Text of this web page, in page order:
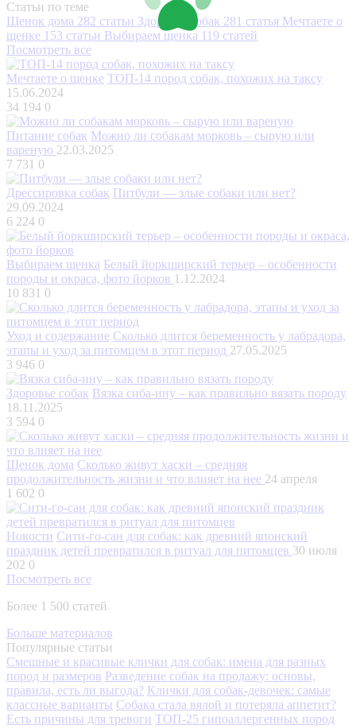
Статьи по теме
Щенок дома 282 статьи Здоровье собак 281 статья Мечтаете о
щенке 153 статьи Выбираем щенка 119 статей
Посмотреть все
Мечтаете о щенке ТОП-14 пород собак, похожих на таксу
15.06.2024
34 194 0
Питание собак Можно ли собакам морковь – сырую или
вареную 22.03.2025
7 731 0
Дрессировка собак Питбули — злые собаки или нет?
29.09.2024
6 224 0
Выбираем щенка Белый йоркширский терьер – особенности
породы и окраса, фото йорков 1.12.2024
10 831 0
Уход и содержание Сколько длится беременность у лабрадора,
этапы и уход за питомцем в этот период 27.05.2025
3 946 0
Здоровье собак Вязка сиба-ину – как правильно вязать породу
18.11.2025
3 594 0
Щенок дома Сколько живут хаски – средняя
продолжительность жизни и что влияет на нее 24 апреля
1 602 0
Новости Сити-го-сан для собак: как древний японский
праздник детей превратился в ритуал для питомцев 30 июля
202 0
Посмотреть все
Более 1 500 статей
Больше материалов
Популярные статьи
Смешные и красивые клички для собак: имена для разных
пород и размеров Разведение собак на продажу: основы,
правила, есть ли выгода? Клички для собак-девочек: самые
классные варианты Собака стала вялой и потеряла аппетит?
Есть причины для тревоги ТОП-25 гипоаллергенных пород